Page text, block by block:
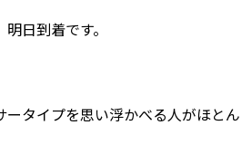
日到着です。
タイプを思い浮かべる人がほと